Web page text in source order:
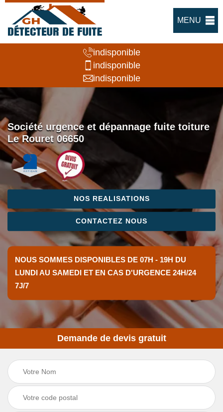
MENU
indisponible
indisponible
indisponible
Société urgence et dépannage fuite toiture
Le Rouret 06650
NOS REALISATIONS
CONTACTEZ NOUS
NOUS SOMMES DISPONIBLES DE 07H - 19H DU
LUNDI AU SAMEDI ET EN CAS D'URGENCE 24H/24
7J/7
Demande de devis gratuit